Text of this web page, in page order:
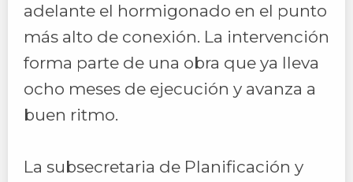
adelante el hormigonado en el punto
más alto de conexión. La intervención
forma parte de una obra que ya lleva
ocho meses de ejecución y avanza a
buen ritmo.
La subsecretaria de Planificación y